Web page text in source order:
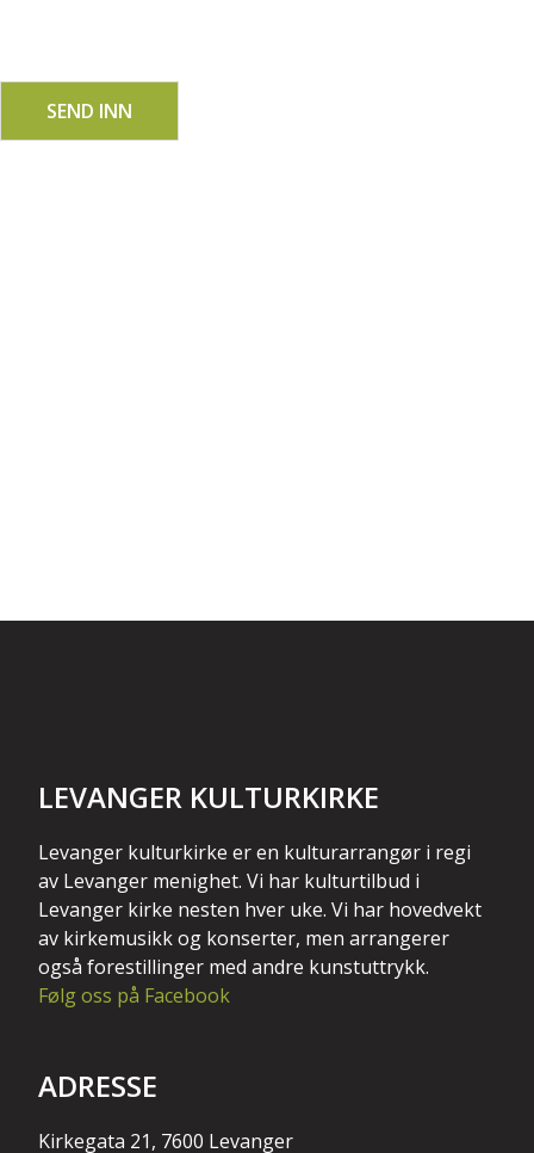
LEVANGER KULTURKIRKE
Levanger kulturkirke er en kulturarrangør i regi
av Levanger menighet. Vi har kulturtilbud i
Levanger kirke nesten hver uke. Vi har hovedvekt
av kirkemusikk og konserter, men arrangerer
også forestillinger med andre kunstuttrykk.
Følg oss på Facebook
ADRESSE
Kirkegata 21, 7600 Levanger